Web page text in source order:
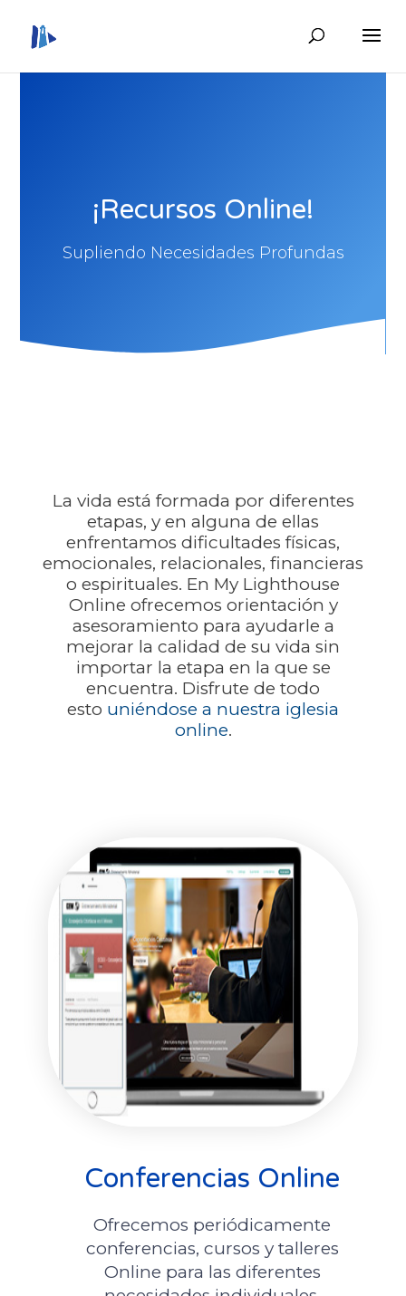
¡Recursos Online!
Supliendo Necesidades Profundas
La vida está formada por diferentes
etapas, y en alguna de ellas
enfrentamos dificultades físicas,
emocionales, relacionales, financieras
o espirituales. En My Lighthouse
Online ofrecemos orientación y
asesoramiento para ayudarle a
mejorar la calidad de su vida sin
importar la etapa en la que se
encuentra. Disfrute de todo
esto uniéndose a nuestra iglesia
online.
Conferencias Online
Ofrecemos periódicamente
conferencias, cursos y talleres
Online para las diferentes